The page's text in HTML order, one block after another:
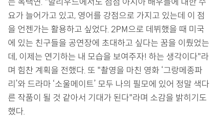
요가 늘어가고 있고, 영어를 강점으로 가지고 있는데 이 점
을 언젠가는 활용하고 싶었다. 2PM으로 데뷔했을 때 미국
에 있는 친구들을 공연장에 초대하고 싶다는 꿈을 이뤘었는
데, 이제는 연기하는 내 모습을 보여주자! 하는 생각이다"라
며 힘찬 계획을 전했다. 또 "촬영을 마친 영화 ‘그랑메종파
리’와 드라마 ‘소울메이트’ 모두 나의 필모에 있어 정말 색다
른 작품이 될 것 같아서 기대가 된다"라며 소감을 밝히기도
했다.